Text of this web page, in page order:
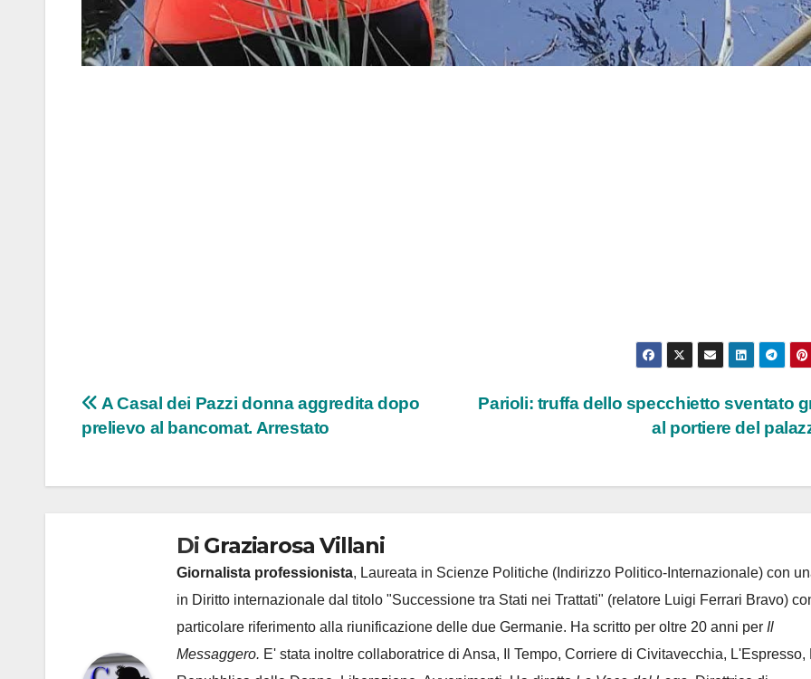
Navigazione
articoli
Parioli: truffa dello specchietto sventato
al portiere del
A Casal dei Pazzi donna aggredita dopo
prelievo al bancomat. Arrestato
Di Graziarosa Villani
Giornalista professionista, Laureata in Scienze Politiche (Indirizzo Politico-Internazionale) con
in Diritto internazionale dal titolo "Successione tra Stati nei Trattati" (relatore Luigi Ferrari Bravo)
particolare riferimento alla riunificazione delle due Germanie. Ha scritto per oltre 20 anni per Il
Messaggero. E' stata inoltre collaboratrice di Ansa, Il Tempo, Corriere di Civitavecchia, L'Espresso,